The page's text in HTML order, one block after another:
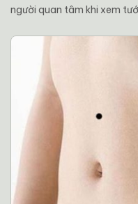
người quan tâm khi xem